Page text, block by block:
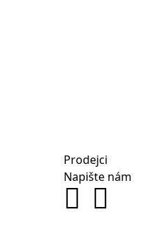
Prodejci
Napište nám